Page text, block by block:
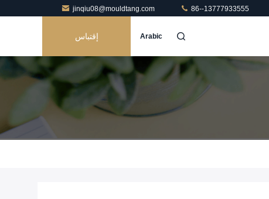
jinqiu08@mouldtang.com 86--13777933555
Arabic إقتباس